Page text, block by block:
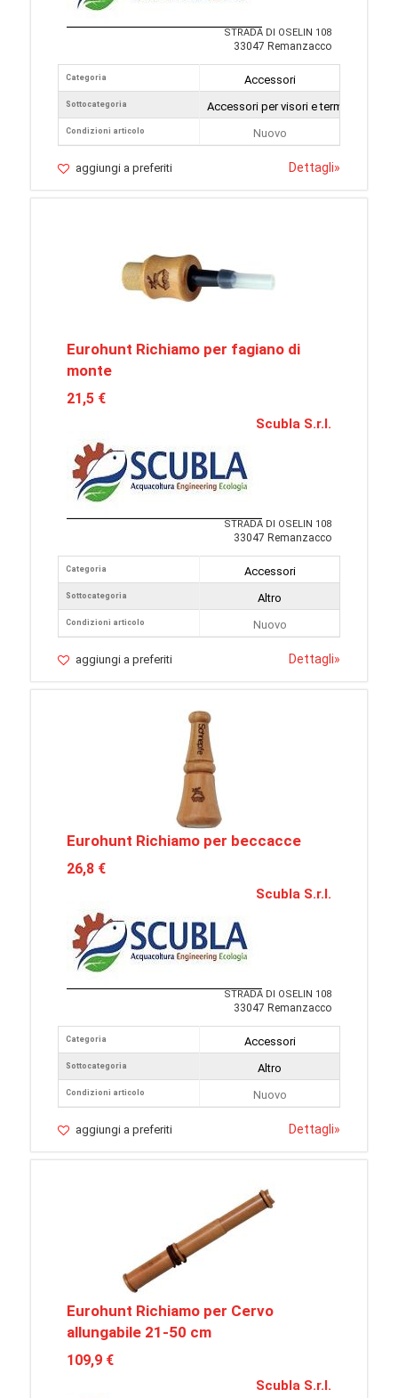
STRADA DI OSELIN 108
33047 Remanzacco
Categoria
Sottocategoria
Condizioni articolo
Accessori
Accessori per visori e termocamere
Nuovo
aggiungi a preferiti Dettagli»
Eurohunt Richiamo per fagiano di
monte
21,5 €
Scubla S.r.l.
STRADA DI OSELIN 108
33047 Remanzacco
Categoria
Sottocategoria
Condizioni articolo
Accessori
Altro
Nuovo
aggiungi a preferiti Dettagli»
Eurohunt Richiamo per beccacce
26,8 €
Scubla S.r.l.
STRADA DI OSELIN 108
33047 Remanzacco
Categoria
Sottocategoria
Condizioni articolo
Accessori
Altro
Nuovo
aggiungi a preferiti Dettagli»
Eurohunt Richiamo per Cervo
allungabile 21-50 cm
109,9 €
Scubla S.r.l.